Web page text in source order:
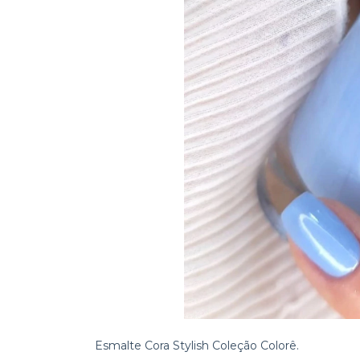
Esmalte Cora Stylish Coleção Colorê.